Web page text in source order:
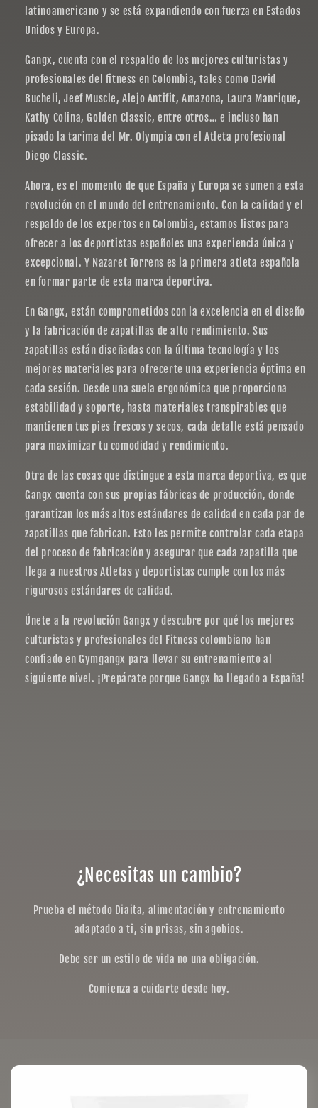
latinoamericano y se está expandiendo con fuerza en Estados
Unidos y Europa.
Gangx, cuenta con el respaldo de los mejores culturistas y
profesionales del fitness en Colombia, tales como David
Bucheli, Jeef Muscle, Alejo Antifit, Amazona, Laura Manrique,
Kathy Colina, Golden Classic, entre otros… e incluso han
pisado la tarima del Mr. Olympia con el Atleta profesional
Diego Classic.
Ahora, es el momento de que España y Europa se sumen a esta
revolución en el mundo del entrenamiento. Con la calidad y el
respaldo de los expertos en Colombia, estamos listos para
ofrecer a los deportistas españoles una experiencia única y
excepcional. Y Nazaret Torrens es la primera atleta española
en formar parte de esta marca deportiva.
En Gangx, están comprometidos con la excelencia en el diseño
y la fabricación de zapatillas de alto rendimiento. Sus
zapatillas están diseñadas con la última tecnología y los
mejores materiales para ofrecerte una experiencia óptima en
cada sesión. Desde una suela ergonómica que proporciona
estabilidad y soporte, hasta materiales transpirables que
mantienen tus pies frescos y secos, cada detalle está pensado
para maximizar tu comodidad y rendimiento.
Otra de las cosas que distingue a esta marca deportiva, es que
Gangx cuenta con sus propias fábricas de producción, donde
garantizan los más altos estándares de calidad en cada par de
zapatillas que fabrican. Esto les permite controlar cada etapa
del proceso de fabricación y asegurar que cada zapatilla que
llega a nuestros Atletas y deportistas cumple con los más
rigurosos estándares de calidad.
Únete a la revolución Gangx y descubre por qué los mejores
culturistas y profesionales del Fitness colombiano han
confiado en Gymgangx para llevar su entrenamiento al
siguiente nivel. ¡Prepárate porque Gangx ha llegado a España!
¿Necesitas un cambio?
Prueba el método Diaita, alimentación y entrenamiento
adaptado a ti, sin prisas, sin agobios.
Debe ser un estilo de vida no una obligación.
Comienza a cuidarte desde hoy.